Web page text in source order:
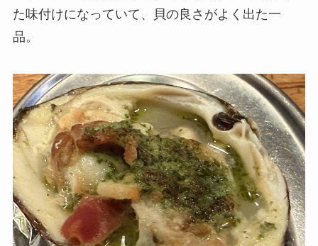
た味付けになっていて、貝の良さがよく出た一
品。